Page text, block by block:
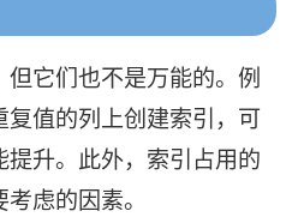
它们也不是万能的。例
值的列上创建索引，可
升。此外，索引占用的
虑的因素。